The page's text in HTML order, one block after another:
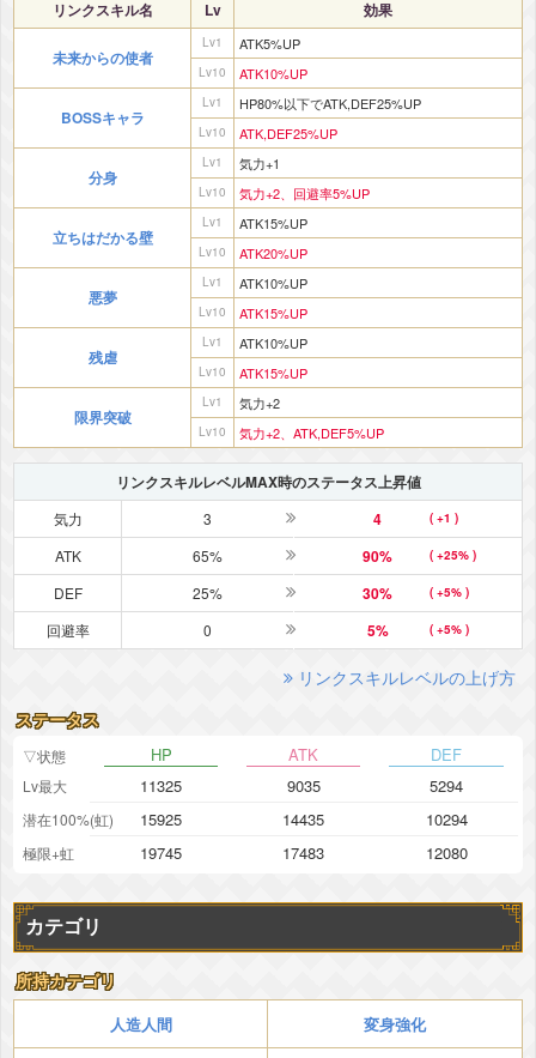
リンクスキル名 Lv 効果
未来からの使者
Lv1 ATK5%UP
Lv10 ATK10%UP
BOSSキャラ
Lv1 HP80%以下でATK,DEF25%UP
Lv10 ATK,DEF25%UP
分身
Lv1 気力+1
Lv10 気力+2、回避率5%UP
立ちはだかる壁
Lv1 ATK15%UP
Lv10 ATK20%UP
悪夢
Lv1 ATK10%UP
Lv10 ATK15%UP
残虐
Lv1 ATK10%UP
Lv10 ATK15%UP
限界突破
Lv1 気力+2
Lv10 気力+2、ATK,DEF5%UP
リンクスキルレベルMAX時のステータス上昇値
気力 3 4 ( +1 )
ATK 65% 90% ( +25% )
DEF 25% 30% ( +5% )
回避率 0 5% ( +5% )
リンクスキルレベルの上げ方
ステータス
▽状態 HP ATK DEF
Lv最大 11325 9035 5294
潜在100%(虹) 15925 14435 10294
極限+虹 19745 17483 12080
カテゴリ
所持カテゴリ
人造人間 変身強化